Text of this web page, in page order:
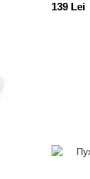
139 Lei